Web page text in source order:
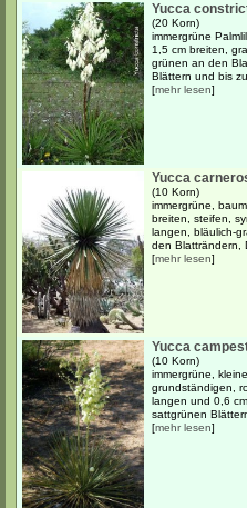
Yucca
(20 Korn)
immergrüne
1,5 cm breiten,
grünen an den
Blättern und bis
[mehr lesen]
Yucca
(10 Korn)
immergrüne,
breiten, steifen,
langen, bläulich-
den Blatträndern,
[mehr lesen]
Yucca
(10 Korn)
immergrüne,
grundständigen,
langen und 0,6
sattgrünen
[mehr lesen]